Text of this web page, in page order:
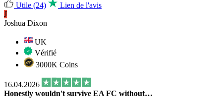
Utile (24)
Lien de l'avis
J
Joshua Dixon
UK
Vérifié
3000K Coins
16.04.2026
Honestly wouldn't survive EA FC without…